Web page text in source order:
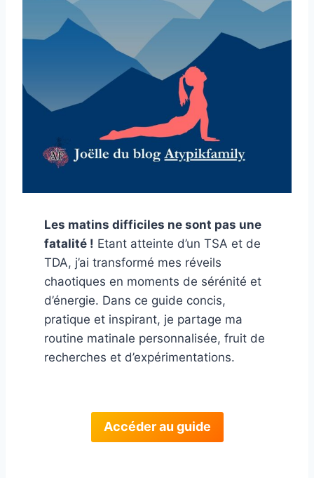
Les matins difficiles ne sont pas une
fatalité ! Etant atteinte d’un TSA et de
TDA, j’ai transformé mes réveils
chaotiques en moments de sérénité et
d’énergie. Dans ce guide concis,
pratique et inspirant, je partage ma
routine matinale personnalisée, fruit de
recherches et d’expérimentations.
Accéder au guide